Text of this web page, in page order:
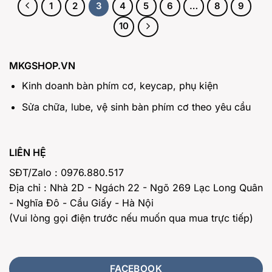
1 2 3 4 5 6 … 8
9
10
MKGSHOP.VN
Kinh doanh bàn phím cơ, keycap, phụ kiện
Sửa chữa, lube, vệ sinh bàn phím cơ theo yêu cầu
LIÊN HỆ
SĐT/Zalo : 0976.880.517
Địa chỉ : Nhà 2D - Ngách 22 - Ngõ 269 Lạc Long Quân
- Nghĩa Đô - Cầu Giấy - Hà Nội
(Vui lòng gọi điện trước nếu muốn qua mua trực tiếp)
FACEBOOK